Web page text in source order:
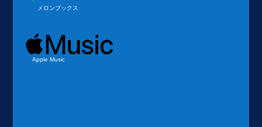
メロンブックス
Apple Music